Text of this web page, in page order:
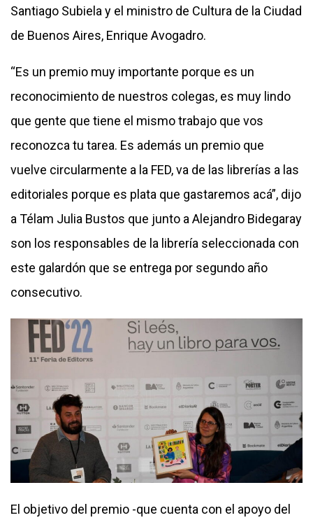
Santiago Subiela y el ministro de Cultura de la Ciudad
de Buenos Aires, Enrique Avogadro.
“Es un premio muy importante porque es un
reconocimiento de nuestros colegas, es muy lindo
que gente que tiene el mismo trabajo que vos
reconozca tu tarea. Es además un premio que
vuelve circularmente a la FED, va de las librerías a las
editoriales porque es plata que gastaremos acá”, dijo
a Télam Julia Bustos que junto a Alejandro Bidegaray
son los responsables de la librería seleccionada con
este galardón que se entrega por segundo año
consecutivo.
El objetivo del premio -que cuenta con el apoyo del